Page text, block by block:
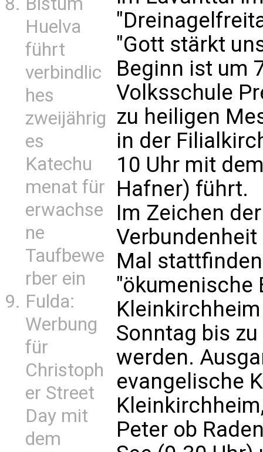
Huelva
führt
verbindlic
hes
zweijährig
es
Katechu
menat für
erwachse
ne
Taufbewe
rber ein
Fulda:
Werbung
für
Christoph
er Street
Day mit
dem
"Gott stärkt
Beginn ist um
Volksschule
zu heiligen
in der
10 Uhr mit
Hafner) führt.
Im Zeichen
Mal
"ökumenische
Sonntag bis
werden.
evangelische
Peter ob